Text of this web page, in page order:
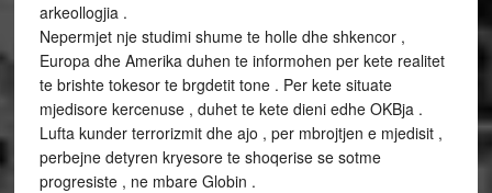
arkeollogjia .
Nepermjet nje studimi shume te holle dhe shkencor ,
Europa dhe Amerika duhen te informohen per kete realitet
te brishte tokesor te brgdetit tone . Per kete situate
mjedisore kercenuse , duhet te kete dieni edhe OKBja .
Lufta kunder terrorizmit dhe ajo , per mbrojtjen e mjedisit ,
perbejne detyren kryesore te shoqerise se sotme
progresiste , ne mbare Globin .